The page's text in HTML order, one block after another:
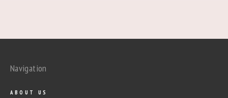
Navigation
ABOUT US